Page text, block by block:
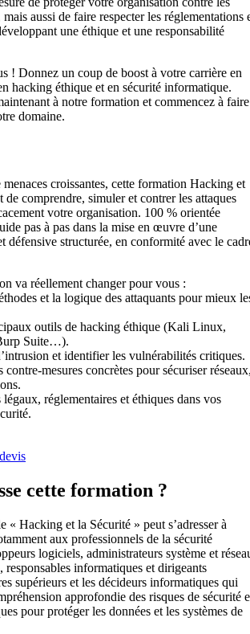
mais aussi de faire respecter les réglementations
une éthique et une responsabilité
! Donnez un coup de boost à votre carrière en
hacking éthique et en sécurité informatique.
à notre formation et commencez à faire
domaine.
croissantes, cette formation Hacking et
de comprendre, simuler et contrer les attaques
votre organisation. 100 % orientée
pas à pas dans la mise en œuvre d’une
défensive structurée, en conformité avec le
va réellement changer pour vous :
et la logique des attaquants pour mieux
outils de hacking éthique (Kali Linux,
Suite…).
et identifier les vulnérabilités critiques.
contre-mesures concrètes pour sécuriser
légaux, réglementaires et éthiques dans vos
cette formation ?
« Hacking et la Sécurité » peut s’adresser à
aux professionnels de la sécurité
logiciels, administrateurs système et
responsables informatiques et dirigeants
supérieurs et les décideurs informatiques qui
approfondie des risques de sécurité
pour protéger les données et les systèmes de